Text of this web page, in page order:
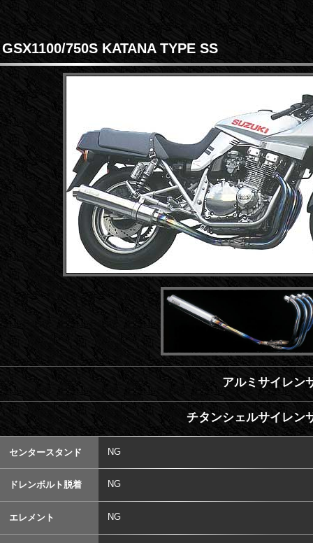
GSX1100/750S KATANA TYPE SS
アルミサイレン
チタンシェルサイレン
センタースタンド NG
ドレンボルト脱着 NG
エレメント NG